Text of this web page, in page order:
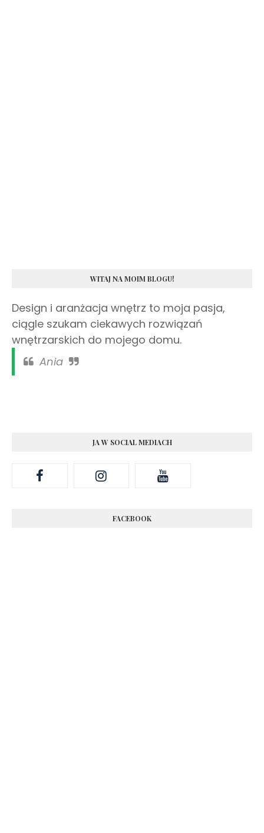
WITAJ NA MOIM BLOGU!
Design i aranżacja wnętrz to moja pasja,
ciągle szukam ciekawych rozwiązań
wnętrzarskich do mojego domu.
Ania
JA W SOCIAL MEDIACH
FACEBOOK